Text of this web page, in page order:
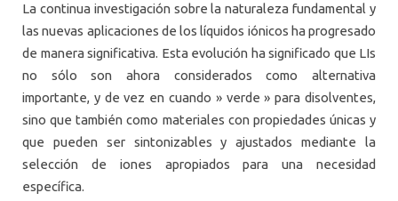
La continua investigación sobre la naturaleza fundamental y
las nuevas aplicaciones de los líquidos iónicos ha progresado
de manera significativa. Esta evolución ha significado que LIs
no sólo son ahora considerados como alternativa
importante, y de vez en cuando » verde » para disolventes,
sino que también como materiales con propiedades únicas y
que pueden ser sintonizables y ajustados mediante la
selección de iones apropiados para una necesidad
específica.